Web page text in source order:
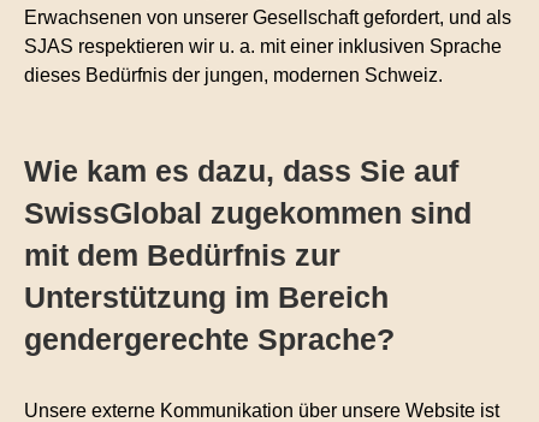
Erwachsenen von unserer Gesellschaft gefordert, und als
SJAS respektieren wir u. a. mit einer inklusiven Sprache
dieses Bedürfnis der jungen, modernen Schweiz.
Wie kam es dazu, dass Sie auf
SwissGlobal zugekommen sind
mit dem Bedürfnis zur
Unterstützung im Bereich
gendergerechte Sprache?
Unsere externe Kommunikation über unsere Website ist